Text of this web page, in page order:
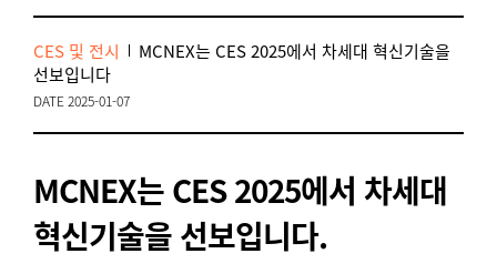
CES 및 전시
MCNEX는 CES 2025에서 차세대 혁신기술을
선보입니다
DATE 2025-01-07
MCNEX는 CES 2025에서 차세대
혁신기술을 선보입니다.